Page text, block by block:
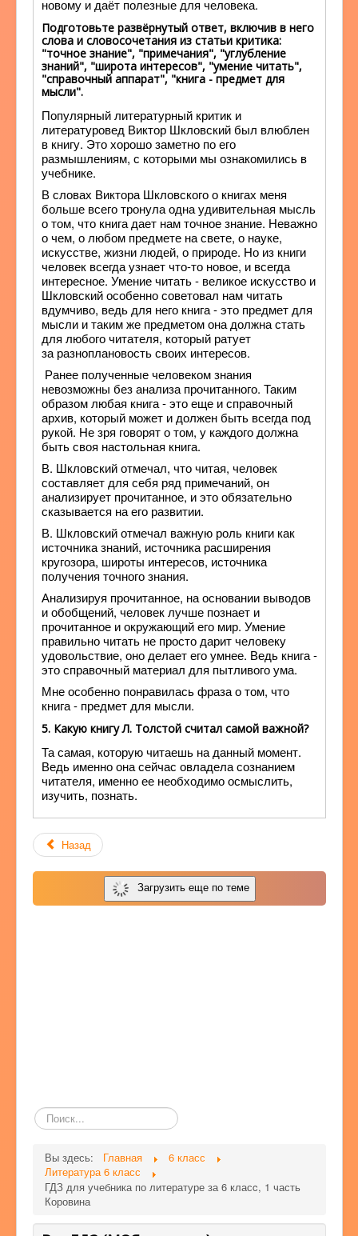
новому и даёт полезные для человека.
Подготовьте развёрнутый ответ, включив в него
слова и словосочетания из статьи критика:
"точное знание", "примечания", "углубление
знаний", "широта интересов", "умение читать",
"справочный аппарат", "книга - предмет для
мысли".
Популярный литературный критик и
литературовед Виктор Шкловский был влюблен
в книгу. Это хорошо заметно по его
размышлениям, с которыми мы ознакомились в
учебнике.
В словах Виктора Шкловского о книгах меня
больше всего тронула одна удивительная мысль
о том, что книга дает нам точное знание. Неважно
о чем, о любом предмете на свете, о науке,
искусстве, жизни людей, о природе. Но из книги
человек всегда узнает что-то новое, и всегда
интересное. Умение читать - великое искусство и
Шкловский особенно советовал нам читать
вдумчиво, ведь для него книга - это предмет для
мысли и таким же предметом она должна стать
для любого читателя, который ратует
за разноплановость своих интересов.
Ранее полученные человеком знания
невозможны без анализа прочитанного. Таким
образом любая книга - это еще и справочный
архив, который может и должен быть всегда под
рукой. Не зря говорят о том, у каждого должна
быть своя настольная книга.
В. Шкловский отмечал, что читая, человек
составляет для себя ряд примечаний, он
анализирует прочитанное, и это обязательно
сказывается на его развитии.
В. Шкловский отмечал важную роль книги как
источника знаний, источника расширения
кругозора, широты интересов, источника
получения точного знания.
Анализируя прочитанное, на основании выводов
и обобщений, человек лучше познает и
прочитанное и окружающий его мир. Умение
правильно читать не просто дарит человеку
удовольствие, оно делает его умнее. Ведь книга -
это справочный материал для пытливого ума.
Мне особенно понравилась фраза о том, что
книга - предмет для мысли.
5. Какую книгу Л. Толстой считал самой важной?
Та самая, которую читаешь на данный момент.
Ведь именно она сейчас овладела сознанием
читателя, именно ее необходимо осмыслить,
изучить, познать.
Назад
Загрузить еще по теме
Поиск
по
Вы здесь:
Главная
6 класс
Литература 6 класс
ГДЗ для учебника по литературе за 6 класc, 1 часть
Коровина